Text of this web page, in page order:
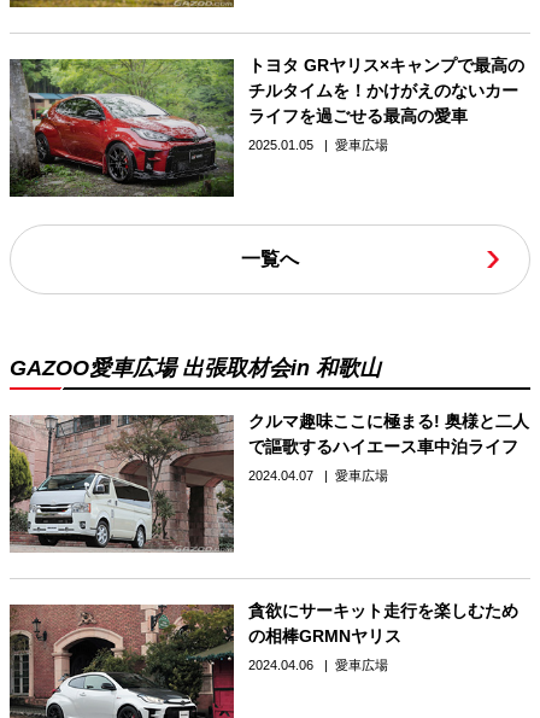
トヨタ GRヤリス×キャンプで最高の
チルタイムを！かけがえのないカー
ライフを過ごせる最高の愛車
2025.01.05 愛車広場
一覧へ
GAZOO愛車広場 出張取材会in 和歌山
クルマ趣味ここに極まる! 奥様と二人
で謳歌するハイエース車中泊ライフ
2024.04.07 愛車広場
貪欲にサーキット走行を楽しむため
の相棒GRMNヤリス
2024.04.06 愛車広場